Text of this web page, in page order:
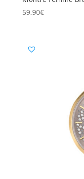
59.90€